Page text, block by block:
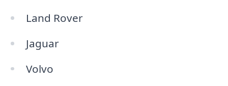
Land Rover
Jaguar
Volvo